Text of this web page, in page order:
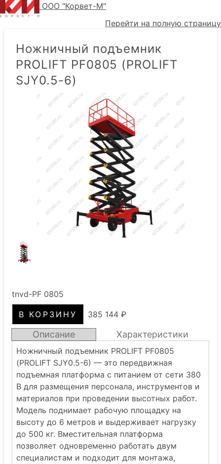
ООО "Корвет-М"
Перейти на полную страницу
Ножничный подъемник
PROLIFT PF0805 (PROLIFT
SJY0.5-6)
tnvd-PF 0805
385 144 ₽
Описание
Ножничный подъемник PROLIFT PF0805
(PROLIFT SJY0.5-6) — это передвижная
подъемная платформа с питанием от сети 380
В для размещения персонала, инструментов и
материалов при проведении высотных работ.
Модель поднимает рабочую площадку на
высоту до 6 метров и выдерживает нагрузку
до 500 кг. Вместительная платформа
позволяет одновременно работать двум
специалистам и подходит для монтажа,
Характеристики